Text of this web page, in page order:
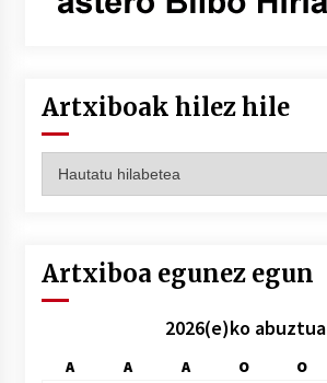
Artxiboak hilez hile
hilez
Artxiboa egunez egun
2026(e)ko abuztua
A A A O O